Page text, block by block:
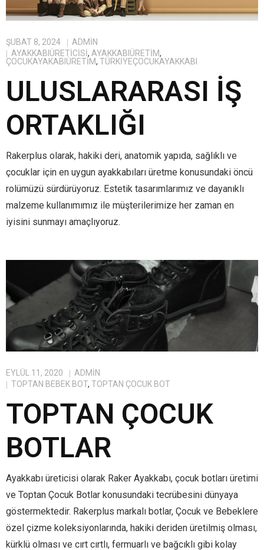
ŞUBAT 8, 2024
ADMIN
AYAKKABIÜRETICISI, AYAKKABIÜRETIM,
ÇOCUKAYAKABIÜRETIM, TÜRKIYEÇOCUKAYAKKABI
ULUSLARARASI İŞ
ORTAKLIĞI
Rakerplus olarak, hakiki deri, anatomik yapıda, sağlıklı ve
çocuklar için en uygun ayakkabıları üretme konusundaki öncü
rolümüzü sürdürüyoruz. Estetik tasarımlarımız ve dayanıklı
malzeme kullanımımız ile müşterilerimize her zaman en
iyisini sunmayı amaçlıyoruz.
EYLÜL 11, 2020
ADMIN
TOPTAN BEBEK BOT, TOPTAN ÇOCUK BOT
TOPTAN ÇOCUK
BOTLAR
Ayakkabı üreticisi olarak Raker Ayakkabı, çocuk botları üretimi
ve Toptan Çocuk Botlar konusundaki tecrübesini dünyaya
göstermektedir. Rakerplus markalı botlar, Çocuk ve Bebeklere
özel çizme koleksiyonlarında, hakiki deriden üretilmiş olması,
kürklü olması ve cırt cırtlı, fermuarlı ve bağcıklı gibi kolay